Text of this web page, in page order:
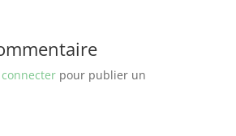
pour publier un